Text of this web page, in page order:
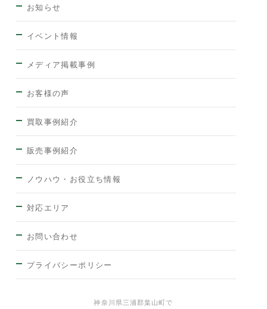
お知らせ
イベント情報
メディア掲載事例
お客様の声
買取事例紹介
販売事例紹介
ノウハウ・お役立ち情報
対応エリア
お問い合わせ
プライバシーポリシー
神奈川県三浦郡葉山町で